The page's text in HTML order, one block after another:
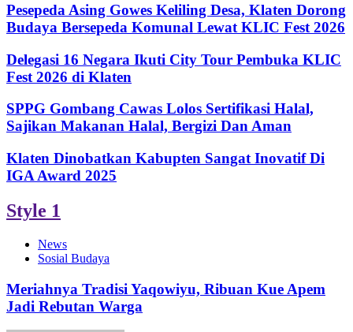
Pesepeda Asing Gowes Keliling Desa, Klaten Dorong
Budaya Bersepeda Komunal Lewat KLIC Fest 2026
Delegasi 16 Negara Ikuti City Tour Pembuka KLIC
Fest 2026 di Klaten
SPPG Gombang Cawas Lolos Sertifikasi Halal,
Sajikan Makanan Halal, Bergizi Dan Aman
Klaten Dinobatkan Kabupten Sangat Inovatif Di
IGA Award 2025
Style 1
News
Sosial Budaya
Meriahnya Tradisi Yaqowiyu, Ribuan Kue Apem
Jadi Rebutan Warga